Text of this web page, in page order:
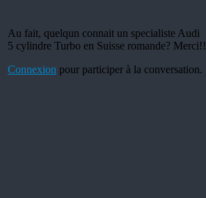
Au fait, quelqun connait un specialiste Audi
5 cylindre Turbo en Suisse romande? Merci!!
Connexion pour participer à la conversation.